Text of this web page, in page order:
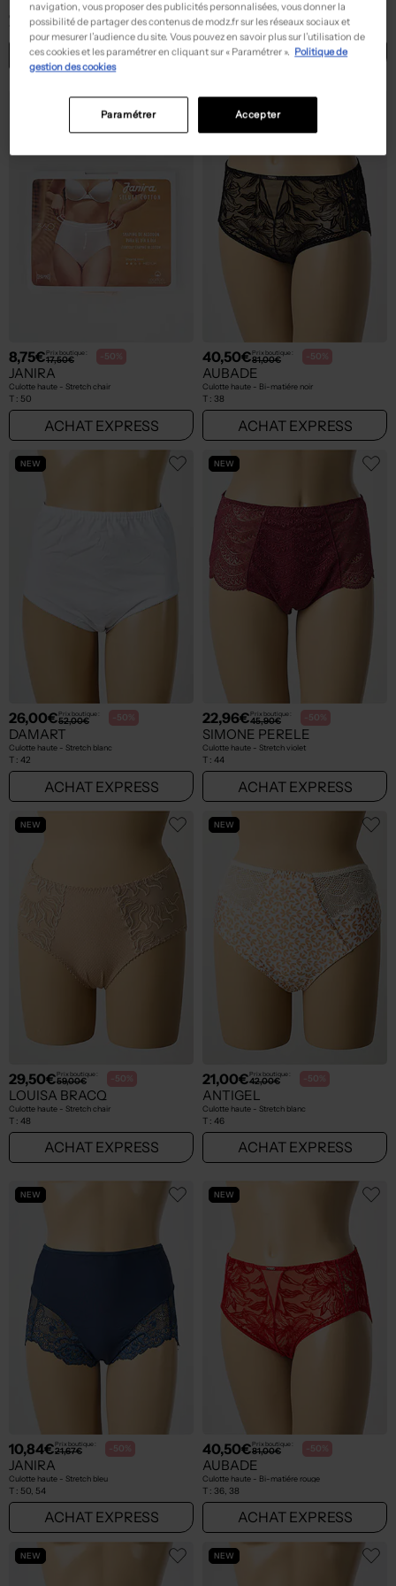
Culotte haute - Tissage dentelle rose
46
ACHAT EXPRESS
Culotte haute noir
T :44
ACHAT EXPRESS
8,75€Prix boutique :
17,50€ -50%
JANIRA
Culotte haute - Stretch chair
T : 50
ACHAT EXPRESS
40,50€Prix boutique :
81,00€ -50%
AUBADE
Culotte haute - Bi-matiére noir
T : 38
ACHAT EXPRESS
NEW
26,00€Prix boutique :
52,00€ -50%
DAMART
Culotte haute - Stretch blanc
T : 42
ACHAT EXPRESS
NEW
22,96€Prix boutique :
45,90€ -50%
SIMONE PERELE
Culotte haute - Stretch violet
T : 44
ACHAT EXPRESS
NEW
29,50€Prix boutique :
59,00€ -50%
LOUISA BRACQ
Culotte haute - Stretch chair
T : 48
ACHAT EXPRESS
NEW
21,00€Prix boutique :
42,00€ -50%
ANTIGEL
Culotte haute - Stretch blanc
T : 46
ACHAT EXPRESS
NEW
10,84€Prix boutique :
21,67€ -50%
JANIRA
Culotte haute - Stretch bleu
T : 50, 54
ACHAT EXPRESS
NEW
40,50€Prix boutique :
81,00€ -50%
AUBADE
Culotte haute - Bi-matiére rouge
T : 36, 38
ACHAT EXPRESS
NEW NEW
navigation, vous proposer des publicités personnalisées, vous donner la
possibilité de partager des contenus de modz.fr sur les réseaux sociaux et
pour mesurer l’audience du site. Vous pouvez en savoir plus sur l’utilisation de
ces cookies et les paramétrer en cliquant sur « Paramétrer ». Politique de
gestion des cookies
Accepter
Paramétrer